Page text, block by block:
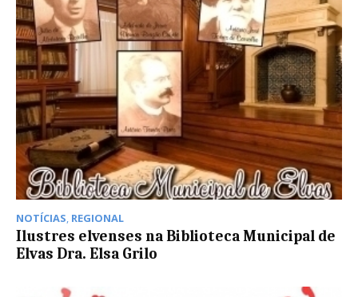
NOTÍCIAS, REGIONAL
Ilustres elvenses na Biblioteca Municipal de
Elvas Dra. Elsa Grilo